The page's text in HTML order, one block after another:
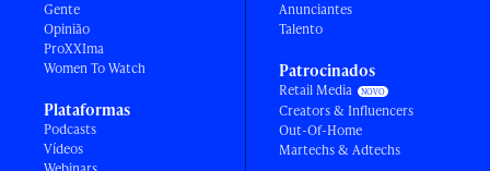
Gente
Opinião
ProXXIma
Women To Watch
Plataformas
Podcasts
Vídeos
Anunciantes
Talento
Patrocinados
Retail Media
Creators & Influencers
Out-Of-Home
Martechs & Adtechs